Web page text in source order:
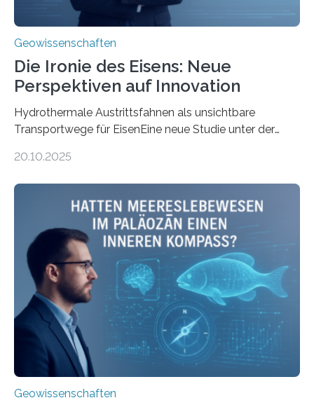
Geowissenschaften
Die Ironie des Eisens: Neue
Perspektiven auf Innovation
Hydrothermale Austrittsfahnen als unsichtbare
Transportwege für EisenEine neue Studie unter der
Umweltwissenschaften der Universität Bremen –
Stoffkreislauf im Ozean prägen. Die Überblicksstudie
mit dem Titel „Iron’s Irony“ ist in Communications Earth
& Environment erschienen. Die Studie fasst bestehende
Forschungsergebnisse zusammen und interpretiert sie
neu, um zu erklären, wie Eisen, das aus hydrothermalen
Systemen freigesetzt wird, über ganze Ozeanbecken
transportiert werden kann. „Das…
20.10.2025
Geowissenschaften